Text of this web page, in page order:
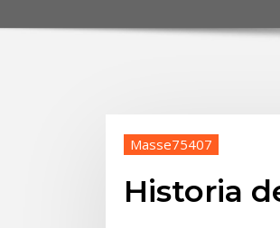
Masse75407
Historia